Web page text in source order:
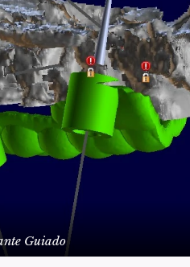
Guiado